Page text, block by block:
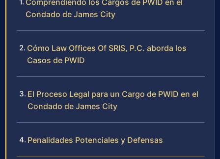
Comprendiendo los Cargos de PWID en el
Condado de James City
Cómo Law Offices Of SRIS, P.C. aborda los
Casos de PWID
El Proceso Legal para un Cargo de PWID en el
Condado de James City
Penalidades Potenciales y Defensas